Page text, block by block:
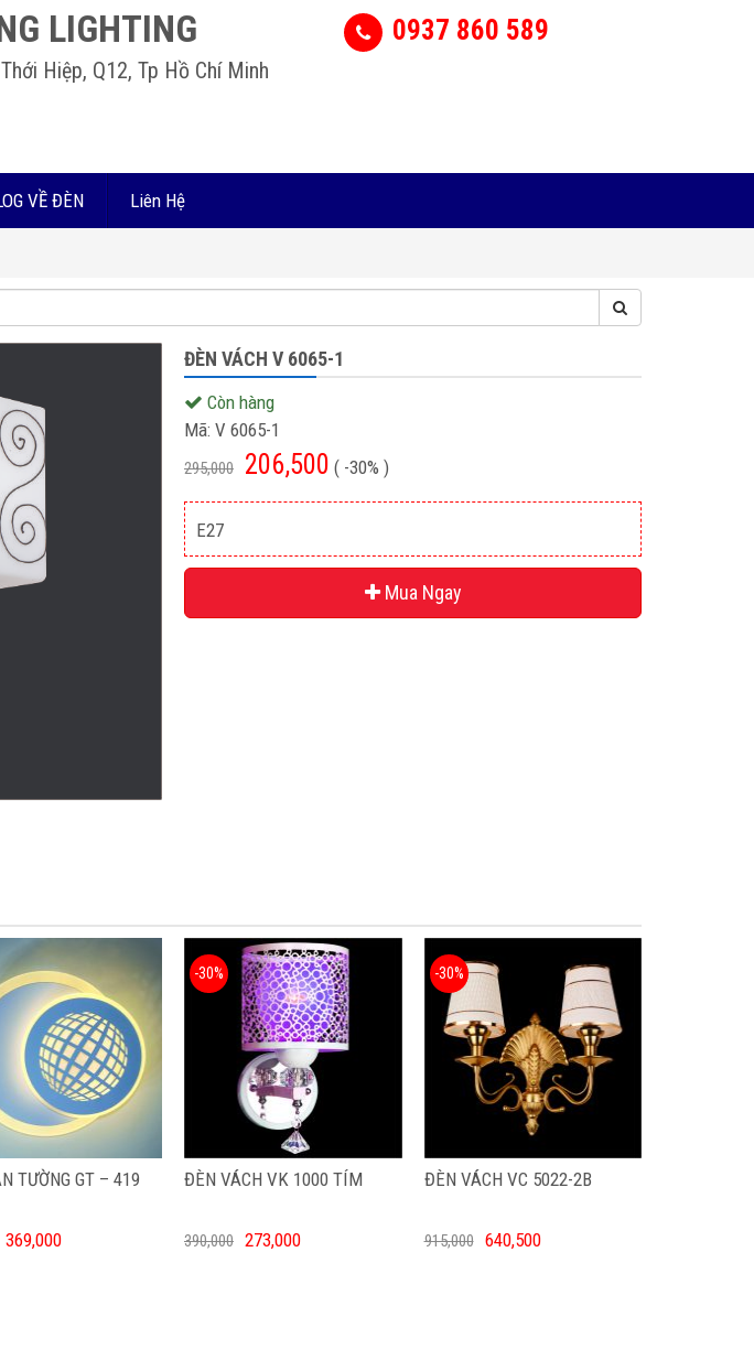
LIGHTING
Hiệp, Q12, Tp Hồ Chí Minh
0937 860 589
VỀ ĐÈN Liên Hệ
ĐÈN VÁCH V 6065-1
Còn hàng
Mã: V 6065-1
295,000 206,500 ( -30% )
E27
Mua Ngay
TƯỜNG GT – 419
369,000
ĐÈN VÁCH VK 1000 TÍM
-30%
390,000 273,000
ĐÈN VÁCH VC 5022-2B
-30%
915,000 640,500